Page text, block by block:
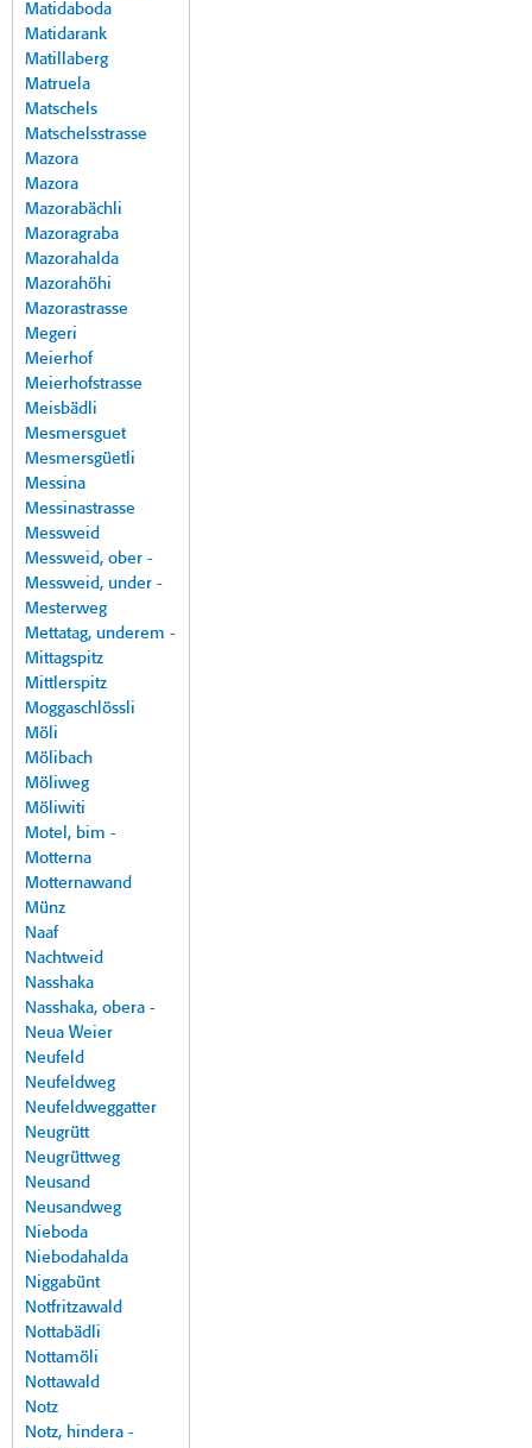
Matidaboda
Matidarank
Matillaberg
Matruela
Matschels
Matschelsstrasse
Mazora
Mazora
Mazorabächli
Mazoragraba
Mazorahalda
Mazorahöhi
Mazorastrasse
Megeri
Meierhof
Meierhofstrasse
Meisbädli
Mesmersguet
Mesmersgüetli
Messina
Messinastrasse
Messweid
Messweid, ober -
Messweid, under -
Mesterweg
Mettatag, underem -
Mittagspitz
Mittlerspitz
Moggaschlössli
Möli
Mölibach
Möliweg
Möliwiti
Motel, bim -
Motterna
Motternawand
Münz
Naaf
Nachtweid
Nasshaka
Nasshaka, obera -
Neua Weier
Neufeld
Neufeldweg
Neufeldweggatter
Neugrütt
Neugrüttweg
Neusand
Neusandweg
Nieboda
Niebodahalda
Niggabünt
Notfritzawald
Nottabädli
Nottamöli
Nottawald
Notz
Notz, hindera -